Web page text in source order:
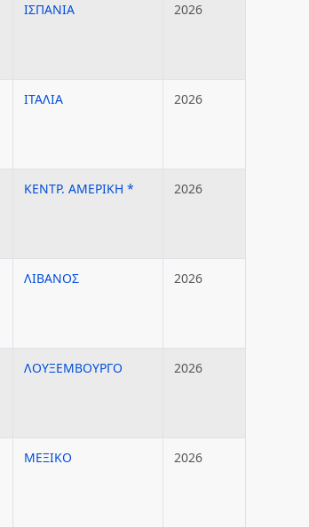
ΙΣΠΑΝΙΑ 2026
ΙΤΑΛΙΑ 2026
ΚΕΝΤΡ. ΑΜΕΡΙΚΗ * 2026
ΛΙΒΑΝΟΣ 2026
ΛΟΥΞΕΜΒΟΥΡΓΟ 2026
ΜΕΞΙΚΟ 2026